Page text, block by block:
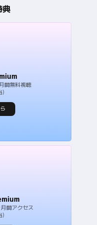
典
間無料視聴
)
間アクセス
)